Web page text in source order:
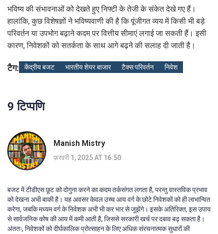
भविष्य की संभावनाओं को देखते हुए निफ्टी के तेजी के संकेत देखे गए हैं।
हालांकि, कुछ विशेषज्ञों ने भविष्यवाणी की है कि पूंजीगत व्यय में किसी भी बड़े
परिवर्तन या उपभोग बढ़ाने कदम पर वित्तीय सीमाएं लगाई जा सकती हैं। इसी
कारण, निवेशकों को सतर्कता के साथ आगे बढ़ने की सलाह दी जाती है।
टैग: केंद्रीय बजट भारतीय शेयर बाजार टैक्स परिवर्तन निवेश
9 टिप्पणि
Manish Mistry
फ़रवरी 1, 2025 AT 16:50
बजट में टीडीएस छूट को दोगुना करने का कदम तर्कसंगत लगता है, परन्तु वास्तविक प्रभाव
को देखना अभी बाकी है। यह अवसर केवल उच्च आय वर्ग के छोटे निवेशकों को ही लाभान्वित
करेगा, जबकि मध्यम वर्ग के निवेशक अभी भी कर भार से जूझेंगे। इसके अतिरिक्त, इस उपाय
से सार्वजनिक कोष की आय में कमी आती है, जिससे सरकारी खर्च पर दबाव बढ़ सकता है।
अंततः, निवेशकों को दीर्घकालिक प्रोत्साहन के लिए अधिक संरचनात्मक सुधारों की